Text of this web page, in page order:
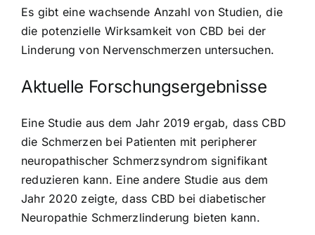
Es gibt eine wachsende Anzahl von Studien, die
die potenzielle Wirksamkeit von CBD bei der
Linderung von Nervenschmerzen untersuchen.
Aktuelle Forschungsergebnisse
Eine Studie aus dem Jahr 2019 ergab, dass CBD
die Schmerzen bei Patienten mit peripherer
neuropathischer Schmerzsyndrom signifikant
reduzieren kann. Eine andere Studie aus dem
Jahr 2020 zeigte, dass CBD bei diabetischer
Neuropathie Schmerzlinderung bieten kann.